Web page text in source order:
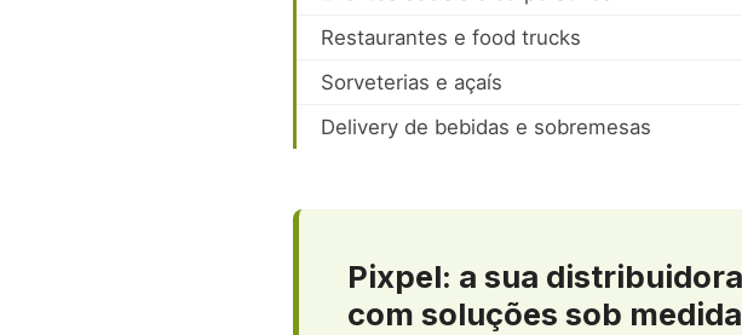
Restaurantes e food trucks
Sorveterias e açaís
Delivery de bebidas e sobremesas
Pixpel: a sua
com soluções sob medida